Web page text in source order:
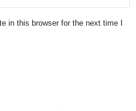
in this browser for the next time I